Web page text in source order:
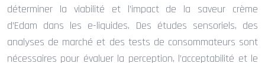
déterminer la viabilité et l’impact de la saveur crème
d’Edam dans les e-liquides. Des études sensoriels, des
analyses de marché et des tests de consommateurs sont
nécessaires pour évaluer la perception, l’acceptabilité et le